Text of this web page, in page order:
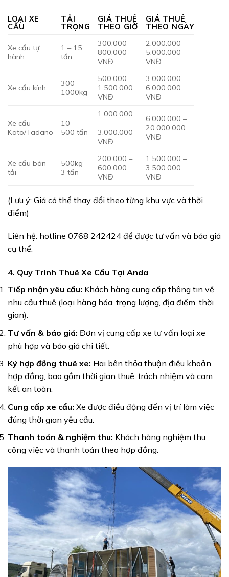
LOẠI XE
CẨU
TẢI
TRỌNG
GIÁ THUÊ
THEO GIỜ
GIÁ THUÊ
THEO NGÀY
Xe cẩu tự
hành
1 – 15
tấn
300.000 –
800.000
VNĐ
2.000.000 –
5.000.000
VNĐ
Xe cẩu kính
300 –
1000kg
500.000 –
1.500.000
VNĐ
3.000.000 –
6.000.000
VNĐ
Xe cẩu
Kato/Tadano
10 –
500 tấn
1.000.000
–
3.000.000
VNĐ
6.000.000 –
20.000.000
VNĐ
Xe cẩu bán
tải
500kg –
3 tấn
200.000 –
600.000
VNĐ
1.500.000 –
3.500.000
VNĐ
(Lưu ý: Giá có thể thay đổi theo từng khu vực và thời
điểm)
Liên hệ: hotline 0768 242424 để được tư vấn và báo giá
cụ thể.
4. Quy Trình Thuê Xe Cẩu Tại Anda
Tiếp nhận yêu cầu: Khách hàng cung cấp thông tin về
nhu cầu thuê (loại hàng hóa, trọng lượng, địa điểm, thời
gian).
Tư vấn & báo giá: Đơn vị cung cấp xe tư vấn loại xe
phù hợp và báo giá chi tiết.
Ký hợp đồng thuê xe: Hai bên thỏa thuận điều khoản
hợp đồng, bao gồm thời gian thuê, trách nhiệm và cam
kết an toàn.
Cung cấp xe cẩu: Xe được điều động đến vị trí làm việc
đúng thời gian yêu cầu.
Thanh toán & nghiệm thu: Khách hàng nghiệm thu
công việc và thanh toán theo hợp đồng.